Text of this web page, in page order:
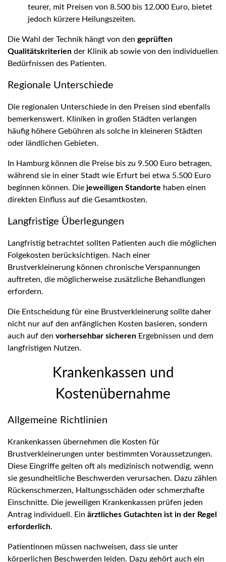
teurer, mit Preisen von 8.500 bis 12.000 Euro, bietet
jedoch kürzere Heilungszeiten.
Die Wahl der Technik hängt von den geprüften
Qualitätskriterien der Klinik ab sowie von den individuellen
Bedürfnissen des Patienten.
Regionale Unterschiede
Die regionalen Unterschiede in den Preisen sind ebenfalls
bemerkenswert. Kliniken in großen Städten verlangen
häufig höhere Gebühren als solche in kleineren Städten
oder ländlichen Gebieten.
In Hamburg können die Preise bis zu 9.500 Euro betragen,
während sie in einer Stadt wie Erfurt bei etwa 5.500 Euro
beginnen können. Die jeweiligen Standorte haben einen
direkten Einfluss auf die Gesamtkosten.
Langfristige Überlegungen
Langfristig betrachtet sollten Patienten auch die möglichen
Folgekosten berücksichtigen. Nach einer
Brustverkleinerung können chronische Verspannungen
auftreten, die möglicherweise zusätzliche Behandlungen
erfordern.
Die Entscheidung für eine Brustverkleinerung sollte daher
nicht nur auf den anfänglichen Kosten basieren, sondern
auch auf den vorhersehbar sicheren Ergebnissen und dem
langfristigen Nutzen.
Krankenkassen und
Kostenübernahme
Allgemeine Richtlinien
Krankenkassen übernehmen die Kosten für
Brustverkleinerungen unter bestimmten Voraussetzungen.
Diese Eingriffe gelten oft als medizinisch notwendig, wenn
sie gesundheitliche Beschwerden verursachen. Dazu zählen
Rückenschmerzen, Haltungsschäden oder schmerzhafte
Einschnitte. Die jeweiligen Krankenkassen prüfen jeden
Antrag individuell. Ein ärztliches Gutachten ist in der Regel
erforderlich.
Patientinnen müssen nachweisen, dass sie unter
körperlichen Beschwerden leiden. Dazu gehört auch ein